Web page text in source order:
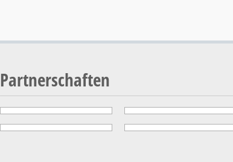
Partnerschaften